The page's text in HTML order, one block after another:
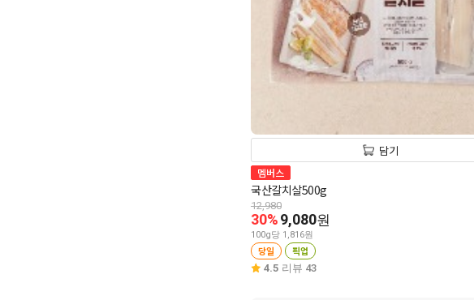
담기
멤버스
국산갈치살500g
12,980
30%9,080원
100g당 1,816원
당일 픽업
4.5 리뷰 43